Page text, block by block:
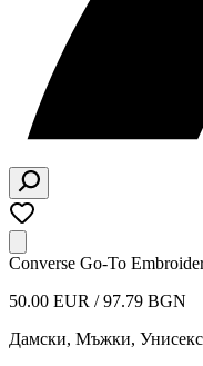
Converse Go-To
50.00 EUR / 97.79 BGN
Дамски, Мъжки, Унисекс